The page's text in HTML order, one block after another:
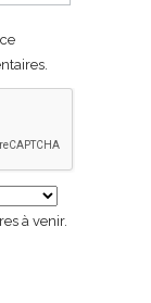
à venir.